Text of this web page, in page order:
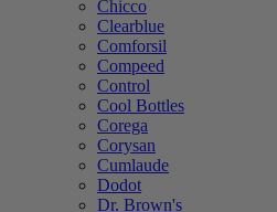
Chicco
Clearblue
Comforsil
Compeed
Control
Cool Bottles
Corega
Corysan
Cumlaude
Dodot
Dr. Brown's